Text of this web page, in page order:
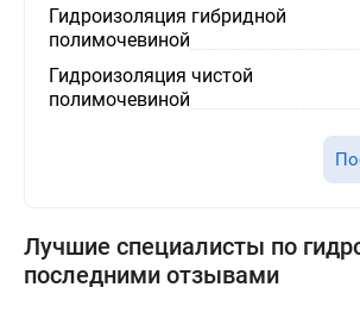
Гидроизоляция гибридной
полимочевиной
Гидроизоляция чистой
полимочевиной
Лучшие специалисты по
последними отзывами